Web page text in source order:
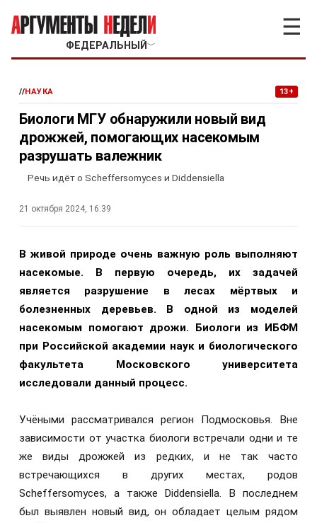
ФЕДЕРАЛЬНЫЙ ﹀
☰
//НАУКА 13+
Биологи МГУ обнаружили новый вид
дрожжей, помогающих насекомым
разрушать валежник
Речь идёт о Scheffersomyces и Diddensiella
21 октября 2024, 16:39
В живой природе очень важную роль выполняют
насекомые. В первую очередь, их задачей
является разрушение в лесах мёртвых и
болезненных деревьев. В одной из моделей
насекомым помогают дрожи. Биологи из ИБФМ
при Российской академии наук и биологического
факультета Московского университета
исследовали данный процесс.
Учёными рассматривался регион Подмосковья. Вне
зависимости от участка биологи встречали одни и те
же виды дрожжей из редких, и не так часто
встречающихся в других местах, родов
Scheffersomyces, а также Diddensiella. В последнем
был выявлен новый вид, он обладает целым рядом